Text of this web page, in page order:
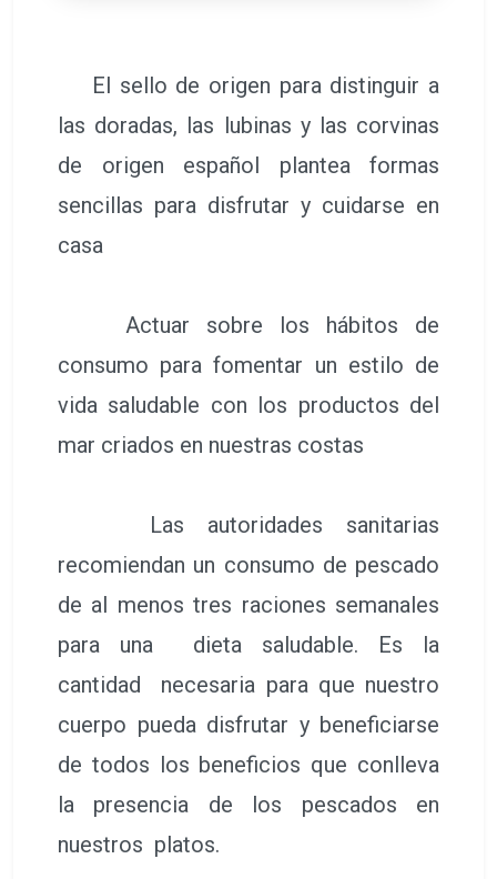
El sello de origen para distinguir a
las doradas, las lubinas y las corvinas
de origen español plantea formas
sencillas para disfrutar y cuidarse en
casa
Actuar sobre los hábitos de
consumo para fomentar un estilo de
vida saludable con los productos del
mar criados en nuestras costas
Las autoridades sanitarias
recomiendan un consumo de pescado
de al menos tres raciones semanales
para una dieta saludable. Es la
cantidad necesaria para que nuestro
cuerpo pueda disfrutar y beneficiarse
de todos los beneficios que conlleva
la presencia de los pescados en
nuestros platos.